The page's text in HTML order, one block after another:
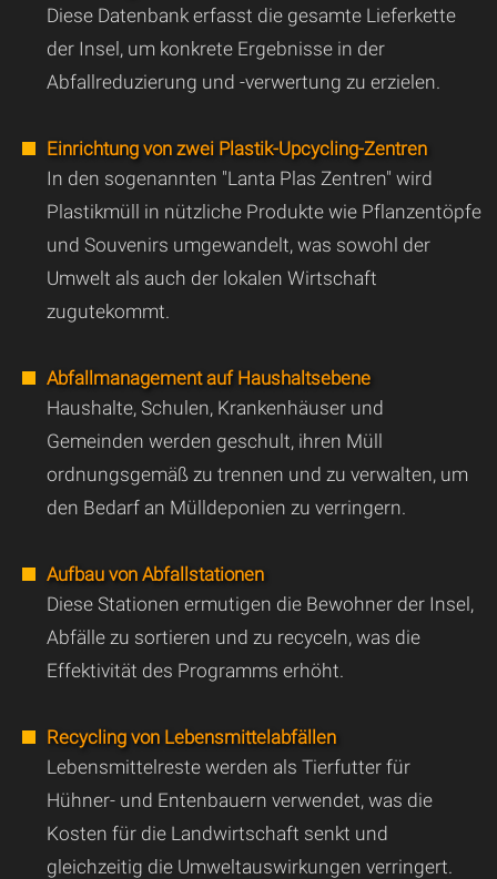
Diese Datenbank erfasst die gesamte Lieferkette
der Insel, um konkrete Ergebnisse in der
Abfallreduzierung und -verwertung zu erzielen.
Einrichtung von zwei Plastik-Upcycling-Zentren
In den sogenannten "Lanta Plas Zentren" wird
Plastikmüll in nützliche Produkte wie Pflanzentöpfe
und Souvenirs umgewandelt, was sowohl der
Umwelt als auch der lokalen Wirtschaft
zugutekommt.
Abfallmanagement auf Haushaltsebene
Haushalte, Schulen, Krankenhäuser und
Gemeinden werden geschult, ihren Müll
ordnungsgemäß zu trennen und zu verwalten, um
den Bedarf an Mülldeponien zu verringern.
Aufbau von Abfallstationen
Diese Stationen ermutigen die Bewohner der Insel,
Abfälle zu sortieren und zu recyceln, was die
Effektivität des Programms erhöht.
Recycling von Lebensmittelabfällen
Lebensmittelreste werden als Tierfutter für
Hühner- und Entenbauern verwendet, was die
Kosten für die Landwirtschaft senkt und
gleichzeitig die Umweltauswirkungen verringert.